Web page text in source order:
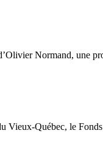
Normand, une
Vieux-Québec, le